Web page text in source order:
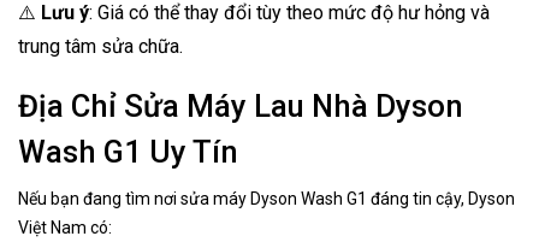
⚠️ Lưu ý: Giá có thể thay đổi tùy theo mức độ hư hỏng và
trung tâm sửa chữa.
Địa Chỉ Sửa Máy Lau Nhà Dyson
Wash G1 Uy Tín
Nếu bạn đang tìm nơi sửa máy Dyson Wash G1 đáng tin cậy, Dyson
Việt Nam có: